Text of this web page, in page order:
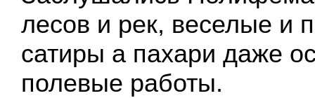
лесов и рек, веселые и
сатиры а пахари даже
полевые работы.